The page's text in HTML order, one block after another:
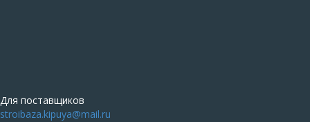
Для поставщиков
stroibaza.kipuya@mail.ru